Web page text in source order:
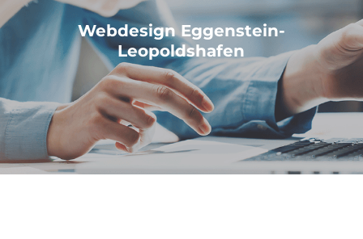
Webdesign Eggenstein-
Leopoldshafen